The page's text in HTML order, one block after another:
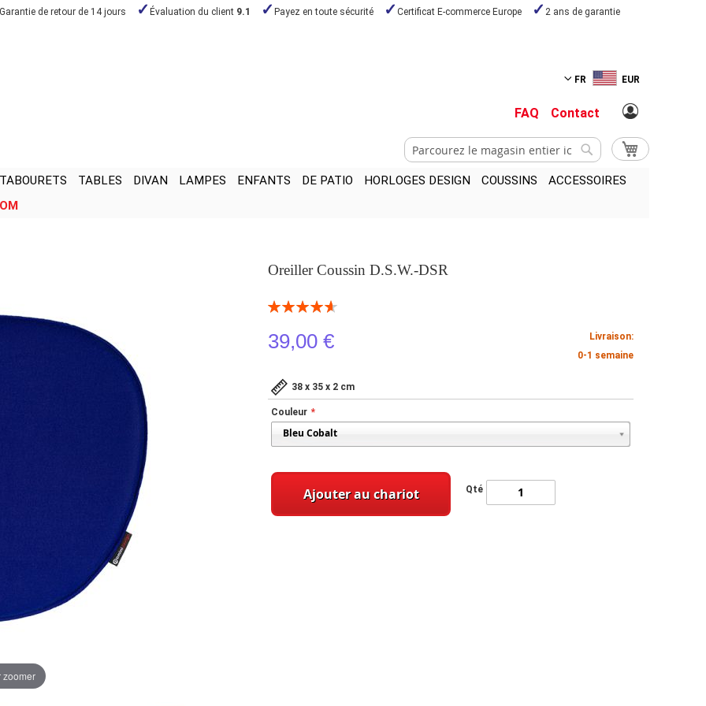
Garantie de retour de 14 jours Évaluation du client 9.1 Payez en toute sécurité Certificat E-commerce Europe 2 ans de garantie
FR EUR
FAQ Contact
Mon panier
Chercher
TABOURETS TABLES DIVAN LAMPES ENFANTS DE PATIO HORLOGES DESIGN COUSSINS
ACCESSOIRES
Oreiller Coussin D.S.W.-DSR
Notation:
39,00 €
Livraison:
0-1 semaine
38 x 35 x 2 cm
Couleur
Qté
Ajouter au chariot
zoomer